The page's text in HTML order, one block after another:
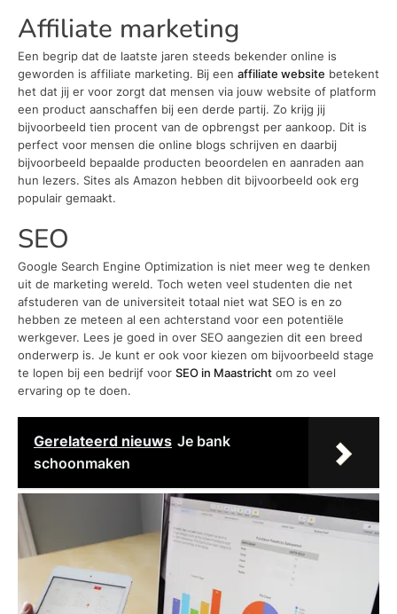
Affiliate marketing
Een begrip dat de laatste jaren steeds bekender online is
geworden is affiliate marketing. Bij een affiliate website betekent
het dat jij er voor zorgt dat mensen via jouw website of platform
een product aanschaffen bij een derde partij. Zo krijg jij
bijvoorbeeld tien procent van de opbrengst per aankoop. Dit is
perfect voor mensen die online blogs schrijven en daarbij
bijvoorbeeld bepaalde producten beoordelen en aanraden aan
hun lezers. Sites als Amazon hebben dit bijvoorbeeld ook erg
populair gemaakt.
SEO
Google Search Engine Optimization is niet meer weg te denken
uit de marketing wereld. Toch weten veel studenten die net
afstuderen van de universiteit totaal niet wat SEO is en zo
hebben ze meteen al een achterstand voor een potentiële
werkgever. Lees je goed in over SEO aangezien dit een breed
onderwerp is. Je kunt er ook voor kiezen om bijvoorbeeld stage
te lopen bij een bedrijf voor SEO in Maastricht om zo veel
ervaring op te doen.
Gerelateerd nieuws Je bank
schoonmaken